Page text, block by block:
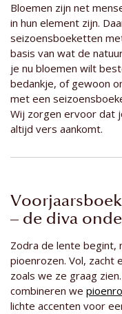
Bloemen zijn net
in hun element zijn.
seizoensboeketten
basis van wat de
je nu bloemen wilt
bedankje, of gewoon
met een
Wij zorgen ervoor dat
altijd vers aankomt.
– de diva
Zodra de lente begint,
pioenrozen. Vol, zacht
zoals we ze graag
combineren we
lichte accenten voor